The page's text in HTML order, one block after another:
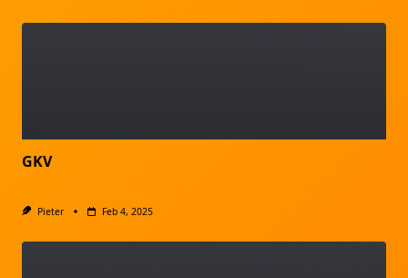
GKV
Pieter Feb 4, 2025